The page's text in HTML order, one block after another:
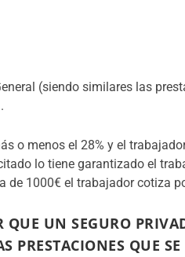
(siendo similares las
o menos el 28% y el
lo tiene garantizado el
de 1000€ el trabajador cotiza
QUE UN SEGURO
PRESTACIONES QUE